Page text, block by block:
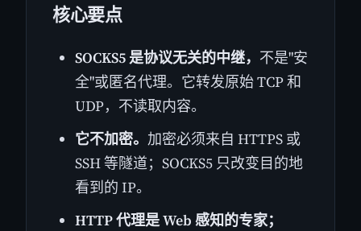
核心要点
SOCKS5 是协议无关的中继， 不是"安
全"或匿名代理。它转发原始 TCP 和
UDP，不读取内容。
它不加密。 加密必须来自 HTTPS 或
SSH 等隧道；SOCKS5 只改变目的地
看到的 IP。
HTTP 代理是 Web 感知的专家；